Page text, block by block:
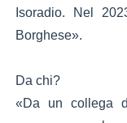
Isoradio. Nel
Borghese».
Da chi?
«Da un collega